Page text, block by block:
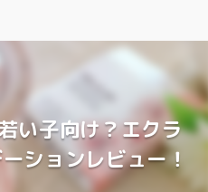
い子向け？エクラ
ションレビュー！